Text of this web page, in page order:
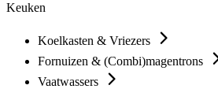
Keuken
Koelkasten & Vriezers
Fornuizen & (Combi)magentrons
Vaatwassers